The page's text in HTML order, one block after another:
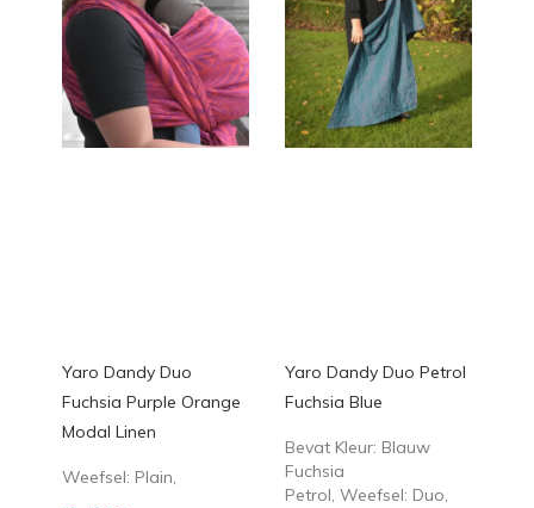
Yaro Dandy Duo
Fuchsia Purple Orange
Modal Linen
Weefsel: Plain,
Yaro Dandy Duo Petrol
Fuchsia Blue
Bevat Kleur: Blauw
Fuchsia
Petrol, Weefsel: Duo,